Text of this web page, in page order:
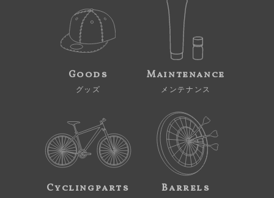
Goods
グッズ
Maintenance
メンテナンス
Cyclingparts Barrels